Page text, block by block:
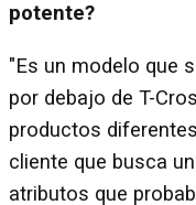
potente?
"Es un modelo que
por debajo de T-
productos
cliente que busca
atributos que